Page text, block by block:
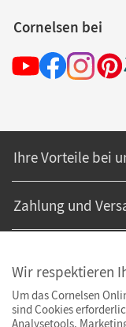
Cornelsen bei
Ihre Vorteile bei
Zahlung und
Wir respektieren
Um das Cornelsen
sind Cookies
Analysetools.